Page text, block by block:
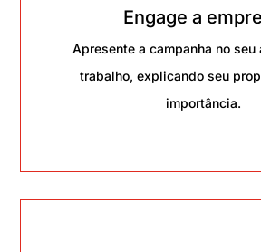
Engage a
Apresente a campanha no seu
trabalho, explicando seu
importância.